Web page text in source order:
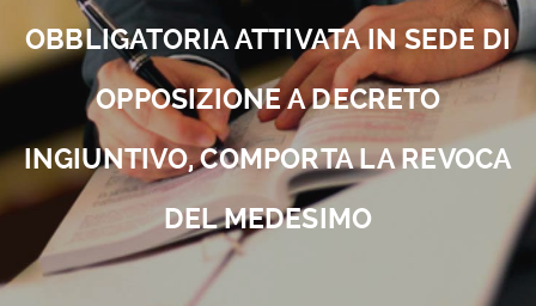
OBBLIGATORIA ATTIVATA IN SEDE DI
OPPOSIZIONE A DECRETO
INGIUNTIVO, COMPORTA LA REVOCA
DEL MEDESIMO